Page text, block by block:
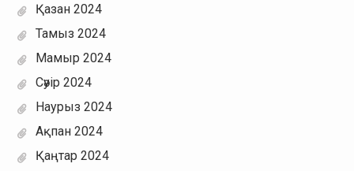
Қазан 2024
Тамыз 2024
Мамыр 2024
Сәуір 2024
Наурыз 2024
Ақпан 2024
Қаңтар 2024